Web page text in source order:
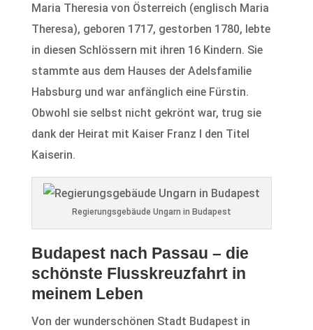
Maria Theresia von Österreich (englisch Maria
Theresa), geboren 1717, gestorben 1780, lebte
in diesen Schlössern mit ihren 16 Kindern. Sie
stammte aus dem Hauses der Adelsfamilie
Habsburg und war anfänglich eine Fürstin.
Obwohl sie selbst nicht gekrönt war, trug sie
dank der Heirat mit Kaiser Franz I den Titel
Kaiserin.
Regierungsgebäude Ungarn in Budapest
Budapest nach Passau – die
schönste Flusskreuzfahrt in
meinem Leben
Von der wunderschönen Stadt Budapest in